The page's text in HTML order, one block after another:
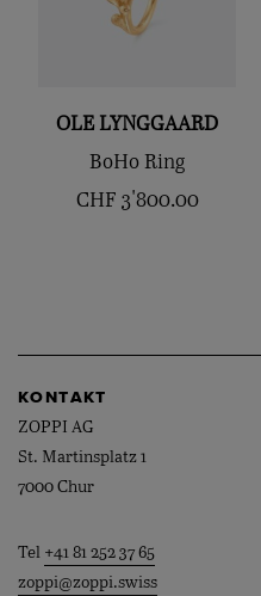
OLE LYNGGAARD
BoHo Ring
CHF 3'800.00
KONTAKT
ZOPPI AG
St. Martinsplatz 1
7000 Chur
Tel +41 81 252 37 65
zoppi@zoppi.swiss